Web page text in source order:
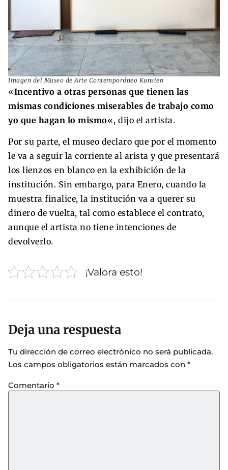
Imagen del Museo de Arte Contemporáneo Kunsten
«Incentivo a otras personas que tienen las
mismas condiciones miserables de trabajo como
yo que hagan lo mismo«, dijo el artista.
Por su parte, el museo declaro que por el momento
le va a seguir la corriente al arista y que presentará
los lienzos en blanco en la exhibición de la
institución. Sin embargo, para Enero, cuando la
muestra finalice, la institución va a querer su
dinero de vuelta, tal como establece el contrato,
aunque el artista no tiene intenciones de
devolverlo.
¡Valora esto!
Deja una respuesta
Tu dirección de correo electrónico no será publicada.
Los campos obligatorios están marcados con *
Comentario *